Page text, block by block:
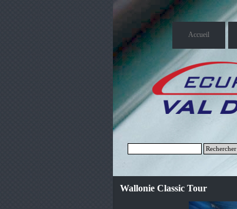
Rechercher
Accueil
Wallonie Classic Tour